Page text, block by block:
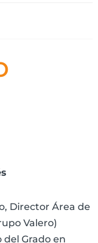
Director Área de
Valero)
del Grado en